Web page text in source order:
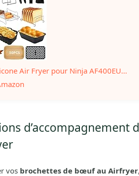
Air Fryer pour Ninja AF400EU...
vos brochettes de bœuf au Airfryer